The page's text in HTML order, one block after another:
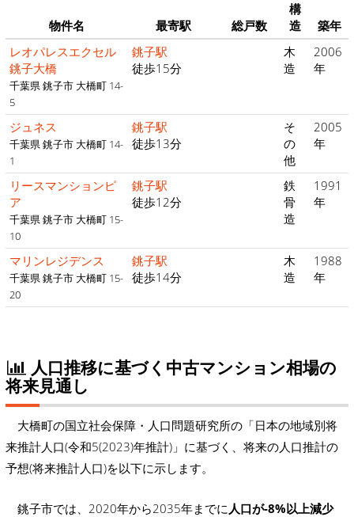
物件名 最寄駅 総戸数
構
造
築年
レオパレスエクセル
銚子大橋
千葉県 銚子市 大橋町 14-
5
銚子駅
徒歩15分
木
造
2006
年
ジュネス
千葉県 銚子市 大橋町 14-
1
銚子駅
徒歩13分
そ
の
他
2005
年
リースマンションピ
ア
千葉県 銚子市 大橋町 15-
10
銚子駅
徒歩12分
鉄
骨
造
1991
年
マリンレジデンス
千葉県 銚子市 大橋町 15-
20
銚子駅
徒歩14分
木
造
1988
年
人口推移に基づく中古マンション相場の
将来見通し
大橋町の国立社会保障・人口問題研究所の「日本の地域別将
来推計人口(令和5(2023)年推計)」に基づく、将来の人口推計の
予想(将来推計人口)を以下に示します。
銚子市では、2020年から2035年までに 人口が-8%以上減少